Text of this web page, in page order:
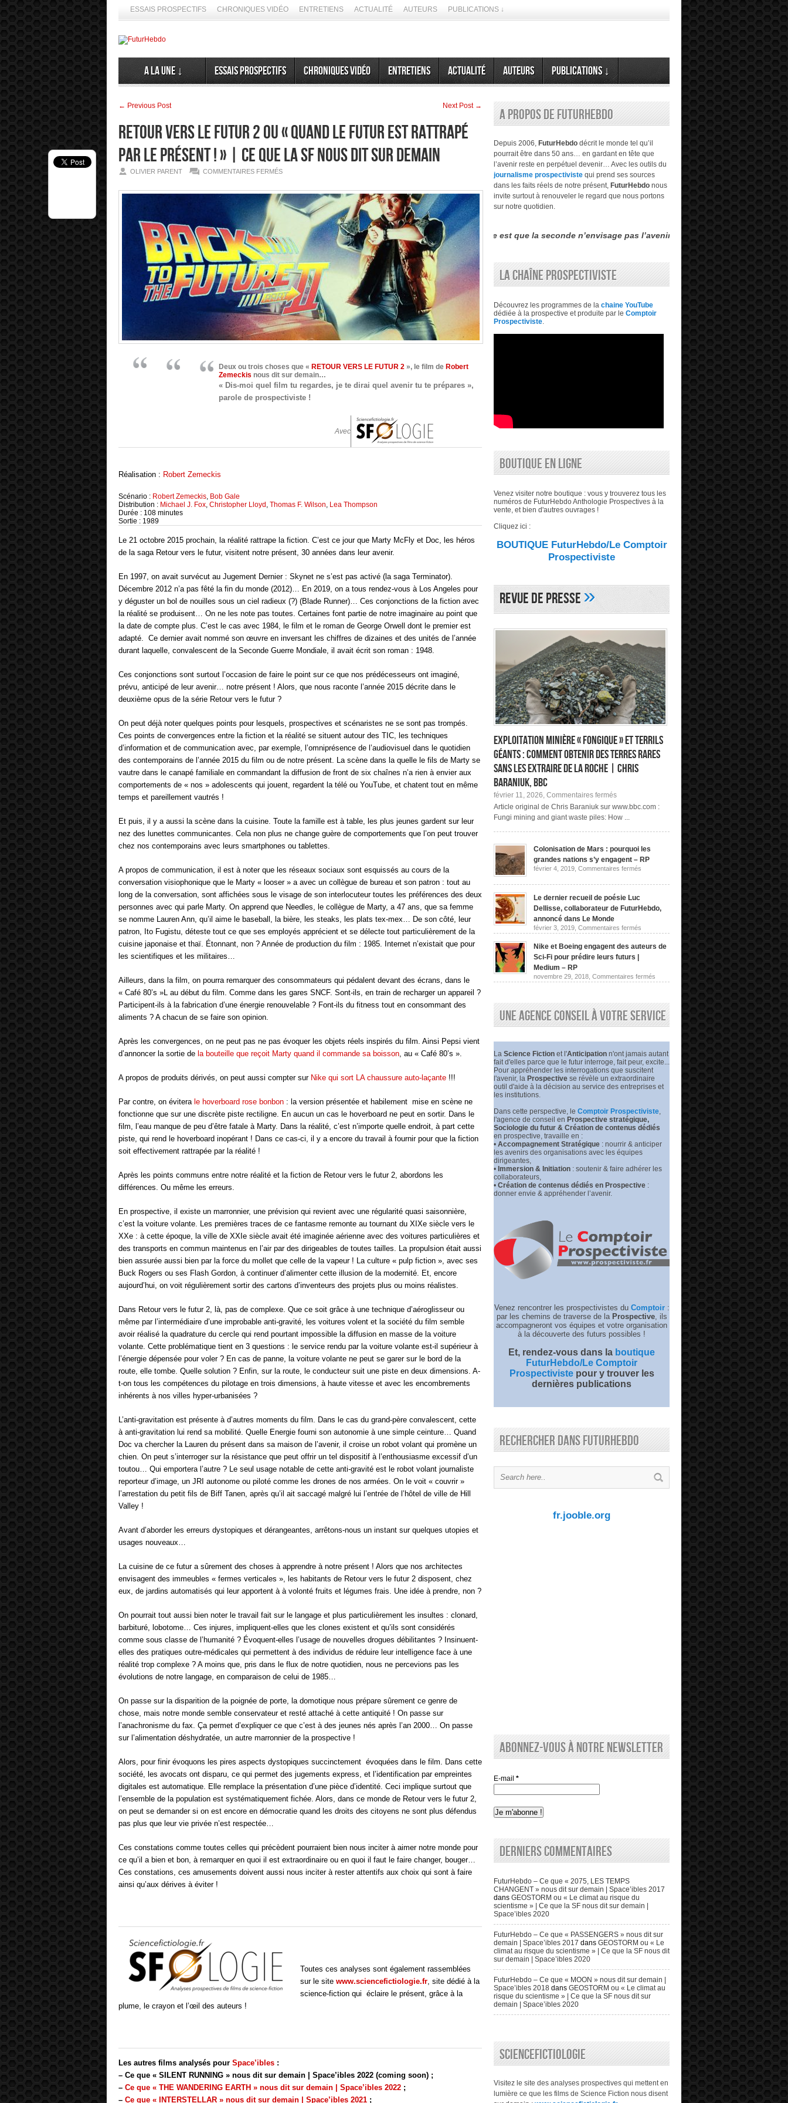
ESSAIS PROSPECTIFS CHRONIQUES VIDÉO ENTRETIENS ACTUALITÉ AUTEURS PUBLICATIONS ↓
A la Une ↓ Essais prospectifs Chroniques vidéo Entretiens Actualité Auteurs Publications ↓
← Previous Post Next Post →
RETOUR VERS LE FUTUR 2 ou « Quand le futur est rattrapé
par le présent ! » | Ce que la SF nous dit sur demain
OLIVIER PARENT COMMENTAIRES FERMÉSSUR
LE
FUTUR
2
« QUAND
EST
RATTRAPÉ
PAR
LE
PRÉSENT
!
»
|
CE
QUE
LA
SF
NOUS
DIT
SUR
DEMAIN
Deux ou trois choses que « RETOUR VERS LE FUTUR 2 », le film de Robert
Zemeckis nous dit sur demain…
« Dis-moi quel film tu regardes, je te dirai quel avenir tu te prépares »,
parole de prospectiviste !
Avec
Réalisation : Robert Zemeckis
Scénario : Robert Zemeckis, Bob Gale
Distribution : Michael J. Fox, Christopher Lloyd , Thomas F. Wilson, Lea Thompson
Durée : 108 minutes
Sortie : 1989
Le 21 octobre 2015 prochain, la réalité rattrape la fiction. C’est ce jour que Marty McFly et Doc, les héros
de la saga Retour vers le futur, visitent notre présent, 30 années dans leur avenir.
En 1997, on avait survécut au Jugement Dernier : Skynet ne s’est pas activé (la saga Terminator).
Décembre 2012 n’a pas fêté la fin du monde (2012)… En 2019, on a tous rendez-vous à Los Angeles pour
y déguster un bol de nouilles sous un ciel radieux (?) (Blade Runner)… Ces conjonctions de la fiction avec
la réalité se produisent… On ne les note pas toutes. Certaines font partie de notre imaginaire au point que
la date de compte plus. C’est le cas avec 1984, le film et le roman de George Orwell dont le premier est
adapté. Ce dernier avait nommé son œuvre en inversant les chiffres de dizaines et des unités de l’année
durant laquelle, convalescent de la Seconde Guerre Mondiale, il avait écrit son roman : 1948.
Ces conjonctions sont surtout l’occasion de faire le point sur ce que nos prédécesseurs ont imaginé,
prévu, anticipé de leur avenir… notre présent ! Alors, que nous raconte l’année 2015 décrite dans le
deuxième opus de la série Retour vers le futur ?
On peut déjà noter quelques points pour lesquels, prospectives et scénaristes ne se sont pas trompés.
Ces points de convergences entre la fiction et la réalité se situent autour des TIC, les techniques
d’information et de communication avec, par exemple, l’omniprésence de l’audiovisuel dans le quotidien
des contemporains de l’année 2015 du film ou de notre présent. La scène dans la quelle le fils de Marty se
vautre dans le canapé familiale en commandant la diffusion de front de six chaînes n’a rien à envier aux
comportements de « nos » adolescents qui jouent, regardent la télé ou YouTube, et chatent tout en même
temps et pareillement vautrés !
Et puis, il y a aussi la scène dans la cuisine. Toute la famille est à table, les plus jeunes gardent sur leur
nez des lunettes communicantes. Cela non plus ne change guère de comportements que l’on peut trouver
chez nos contemporains avec leurs smartphones ou tablettes.
A propos de communication, il est à noter que les réseaux sociaux sont esquissés au cours de la
conversation visiophonique que le Marty « looser » a avec un collègue de bureau et son patron : tout au
long de la conversation, sont affichées sous le visage de son interlocuteur toutes les préférences des deux
personnes avec qui parle Marty. On apprend que Needles, le collègue de Marty, a 47 ans, que sa femme
se nomme Lauren Ann, qu’il aime le baseball, la bière, les steaks, les plats tex-mex… De son côté, leur
patron, Ito Fugistu, déteste tout ce que ses employés apprécient et se délecte tout particulièrement de la
cuisine japonaise et thaï. Étonnant, non ? Année de production du film : 1985. Internet n’existait que pour
les scientifiques et les militaires…
Ailleurs, dans la film, on pourra remarquer des consommateurs qui pédalent devant des écrans, dans le
« Café 80’s »L au début du film. Comme dans les gares SNCF. Sont-ils, en train de recharger un appareil ?
Participent-ils à la fabrication d’une énergie renouvelable ? Font-ils du fitness tout en consommant des
aliments ? A chacun de se faire son opinion.
Après les convergences, on ne peut pas ne pas évoquer les objets réels inspirés du film. Ainsi Pepsi vient
d’annoncer la sortie de la bouteille que reçoit Marty quand il commande sa boisson, au « Café 80’s ».
A propos de produits dérivés, on peut aussi compter sur Nike qui sort LA chaussure auto-laçante !!!
Par contre, on évitera le hoverboard rose bonbon : la version présentée et habilement mise en scène ne
fonctionne que sur une discrète piste rectiligne. En aucun un cas le hoverboard ne peut en sortir. Dans le
film, l’eau manque de peu d’être fatale à Marty. Dans la réalité, c’est n’importe quelle endroit, à part cette
piste, qui rend le hoverboard inopérant ! Dans ce cas-ci, il y a encore du travail à fournir pour que la fiction
soit effectivement rattrapée par la réalité !
Après les points communs entre notre réalité et la fiction de Retour vers le futur 2, abordons les
différences. Ou même les erreurs.
En prospective, il existe un marronnier, une prévision qui revient avec une régularité quasi saisonnière,
c’est la voiture volante. Les premières traces de ce fantasme remonte au tournant du XIXe siècle vers le
XXe : à cette époque, la ville de XXIe siècle avait été imaginée aérienne avec des voitures particulières et
des transports en commun maintenus en l’air par des dirigeables de toutes tailles. La propulsion était aussi
bien assurée aussi bien par la force du mollet que celle de la vapeur ! La culture « pulp fiction », avec ses
Buck Rogers ou ses Flash Gordon, à continuer d’alimenter cette illusion de la modernité. Et, encore
aujourd’hui, on voit régulièrement sortir des cartons d’inventeurs des projets plus ou moins réalistes.
Dans Retour vers le futur 2, là, pas de complexe. Que ce soit grâce à une technique d’aéroglisseur ou
même par l’intermédiaire d’une improbable anti-gravité, les voitures volent et la société du film semble
avoir réalisé la quadrature du cercle qui rend pourtant impossible la diffusion en masse de la voiture
volante. Cette problématique tient en 3 questions : le service rendu par la voiture volante est-il supérieur à
l’énergie dépensée pour voler ? En cas de panne, la voiture volante ne peut se garer sur le bord de la
route, elle tombe. Quelle solution ? Enfin, sur la route, le conducteur suit une piste en deux dimensions. A-
t-on tous les compétences du pilotage en trois dimensions, à haute vitesse et avec les encombrements
inhérents à nos villes hyper-urbanisées ?
L’anti-gravitation est présente à d’autres moments du film. Dans le cas du grand-père convalescent, cette
à anti-gravitation lui rend sa mobilité. Quelle Energie fourni son autonomie à une simple ceinture… Quand
Doc va chercher la Lauren du présent dans sa maison de l’avenir, il croise un robot volant qui promène un
chien. On peut s’interroger sur la résistance que peut offrir un tel dispositif à l’enthousiasme excessif d’un
toutou… Qui emportera l’autre ? Le seul usage notable de cette anti-gravité est le robot volant journaliste
reporteur d’image, un JRI autonome ou piloté comme les drones de nos armées. On le voit « couvrir »
l’arrestation du petit fils de Biff Tanen, après qu’il ait saccagé malgré lui l’entrée de l’hôtel de ville de Hill
Valley !
Avant d’aborder les erreurs dystopiques et dérangeantes, arrêtons-nous un instant sur quelques utopies et
usages nouveaux…
La cuisine de ce futur a sûrement des choses à apprendre à notre présent ! Alors que nos architectes
envisagent des immeubles « fermes verticales », les habitants de Retour vers le futur 2 disposent, chez
eux, de jardins automatisés qui leur apportent à à volonté fruits et légumes frais. Une idée à prendre, non ?
On pourrait tout aussi bien noter le travail fait sur le langage et plus particulièrement les insultes : clonard,
barbituré, lobotome… Ces injures, impliquent-elles que les clones existent et qu’ils sont considérés
comme sous classe de l’humanité ? Évoquent-elles l’usage de nouvelles drogues débilitantes ? Insinuent-
elles des pratiques outre-médicales qui permettent à des individus de réduire leur intelligence face à une
réalité trop complexe ? A moins que, pris dans le flux de notre quotidien, nous ne percevions pas les
évolutions de notre langage, en comparaison de celui de 1985…
On passe sur la disparition de la poignée de porte, la domotique nous prépare sûrement ce genre de
chose, mais notre monde semble conservateur et resté attaché à cette antiquité ! On passe sur
l’anachronisme du fax. Ça permet d’expliquer ce que c’est à des jeunes nés après l’an 2000… On passe
sur l’alimentation déshydratée, un autre marronnier de la prospective !
Alors, pour finir évoquons les pires aspects dystopiques succinctement évoquées dans le film. Dans cette
société, les avocats ont disparu, ce qui permet des jugements express, et l’identification par empreintes
digitales est automatique. Elle remplace la présentation d’une pièce d’identité. Ceci implique surtout que
l’ensemble de la population est systématiquement fichée. Alors, dans ce monde de Retour vers le futur 2,
on peut se demander si on est encore en démocratie quand les droits des citoyens ne sont plus défendus
pas plus que leur vie privée n’est respectée…
Ces constations comme toutes celles qui précèdent pourraient bien nous inciter à aimer notre monde pour
ce qu’il a bien et bon, à remarquer en quoi il est extraordinaire ou en quoi il faut le faire changer, bouger…
Ces constations, ces amusements doivent aussi nous inciter à rester attentifs aux choix qui sont à faire
ainsi qu’aux dérives à éviter !
Toutes ces analyses sont également rassemblées
sur le site www.sciencefictiologie.fr, site dédié à la
science-fiction qui éclaire le présent, grâce à la
plume, le crayon et l’œil des auteurs !
Les autres films analysés pour Space’ibles :
– Ce que « SILENT RUNNING » nous dit sur demain | Space’ibles 2022 (coming soon) ;
– Ce que « THE WANDERING EARTH » nous dit sur demain | Space’ibles 2022 ;
– Ce que « INTERSTELLAR » nous dit sur demain | Space’ibles 2021 ;
A propos de FuturHebdo
Depuis 2006, FuturHebdo décrit le monde tel qu’il
pourrait être dans 50 ans… en gardant en tête que
l’avenir reste en perpétuel devenir… Avec les outils du
journalisme prospectiviste qui prend ses sources
dans les faits réels de notre présent, FuturHebdo nous
invite surtout à renouveler le regard que nous portons
sur notre quotidien.
spéculer ses émergences. Alors, ne nous en privons pas ➦ La différence entre le futurisme et la prospective est que la seconde n’envisage pas l’avenir comme étant évident,
LA CHAÎNE PROSPECTIVISTE
Découvrez les programmes de la chaine YouTube
dédiée à la prospective et produite par le Comptoir
Prospectiviste.
BOUTIQUE EN LIGNE
Venez visiter notre boutique : vous y trouverez tous les
numéros de FuturHebdo Anthologie Prospectives à la
vente, et bien d'autres ouvrages !
Cliquez ici :
BOUTIQUE FuturHebdo/Le Comptoir
Prospectiviste
Revue de Presse»
Exploitation minière « fongique » et terrils
géants : comment obtenir des terres rares
sans les extraire de la roche | Chris
Baraniuk, BBC
février 11, 2026, Commentaires ferméssur
Exploitation
minière
« fongique »
comment
obtenir
des
rares
sans
les
extraire
la
roche
Chris
Baraniuk,
Article original de Chris Baraniuk sur www.bbc.com :
Fungi mining and giant waste piles: How ...
Colonisation de Mars : pourquoi les
grandes nations s’y engagent – RP
février 4, 2019, Commentaires fermés
les
–
Le dernier recueil de poésie Luc
Dellisse, collaborateur de FuturHebdo,
annoncé dans Le Monde
février 3, 2019, Commentaires fermés
Le
recueil
Dellisse,
collaborateur
annoncé
dans
Le
Monde
Nike et Boeing engagent des auteurs de
Sci-Fi pour prédire leurs futurs |
Medium – RP
novembre 29, 2018, Commentaires fermés
Nike
engagent
des
auteurs
de
prédire
leurs
RP
Une agence conseil à votre service
La Science Fiction et l'Anticipation n'ont jamais autant
fait d'elles parce que le futur interroge, fait peur, excite...
Pour appréhender les interrogations que suscitent
l'avenir, la Prospective se révèle un extraordinaire
outil d'aide à la décision au service des entreprises et
les institutions.
Dans cette perspective, l e Comptoir Prospectiviste,
l'agence de conseil en Prospective stratégique,
Sociologie du futur & Création de contenus dédiés
en prospective, travaille en :
• Accompagnement Stratégique : nourrir & anticiper
les avenirs des organisations avec les équipes
dirigeantes,
• Immersion & Initiation : soutenir & faire adhérer les
collaborateurs,
• Création de contenus dédiés en Prospective :
donner envie & appréhender l’avenir.
Venez rencontrer les prospectivistes du Comptoir :
par les chemins de traverse de la Prospective, ils
accompagneront vos équipes et votre organisation
à la découverte des futurs possibles !
Et, rendez-vous dans la boutique
FuturHebdo/Le Comptoir
Prospectivistepour y trouver les
dernières publications
Rechercher dans FuturHebdo
fr.jooble.org
Abonnez-vous à notre newsletter
E-mail *
Derniers commentaires
FuturHebdo – Ce que « 2075, LES TEMPS
CHANGENT » nous dit sur demain | Space’ibles 2017
dans GEOSTORM ou « Le climat au risque du
scientisme » | Ce que la SF nous dit sur demain |
Space’ibles 2020
FuturHebdo – Ce que « PASSENGERS » nous dit sur
demain | Space’ibles 2017 dans GEOSTORM ou « Le
climat au risque du scientisme » | Ce que la SF nous dit
sur demain | Space’ibles 2020
FuturHebdo – Ce que « MOON » nous dit sur demain |
Space’ibles 2018 dans GEOSTORM ou « Le climat au
risque du scientisme » | Ce que la SF nous dit sur
demain | Space’ibles 2020
SCIENCEFICTIOLOGIE
Visitez le site des analyses prospectives qui mettent en
lumière ce que les films de Science Fiction nous disent